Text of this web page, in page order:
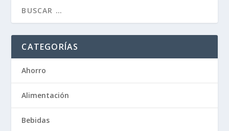
CATEGORÍAS
Ahorro
Alimentación
Bebidas